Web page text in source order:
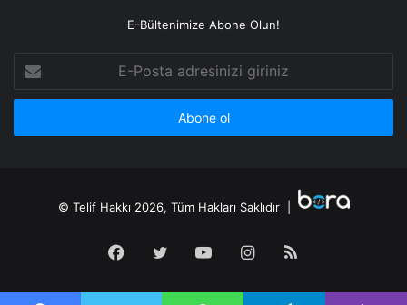
E-Bültenimize Abone Olun!
Posta
adresinizi
© Telif Hakkı 2026, Tüm Hakları Saklıdır |
Facebook
TwitterYouTubeInstagram
RSS